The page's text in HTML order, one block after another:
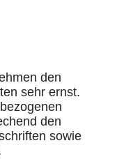
den
sehr ernst.
den
sowie